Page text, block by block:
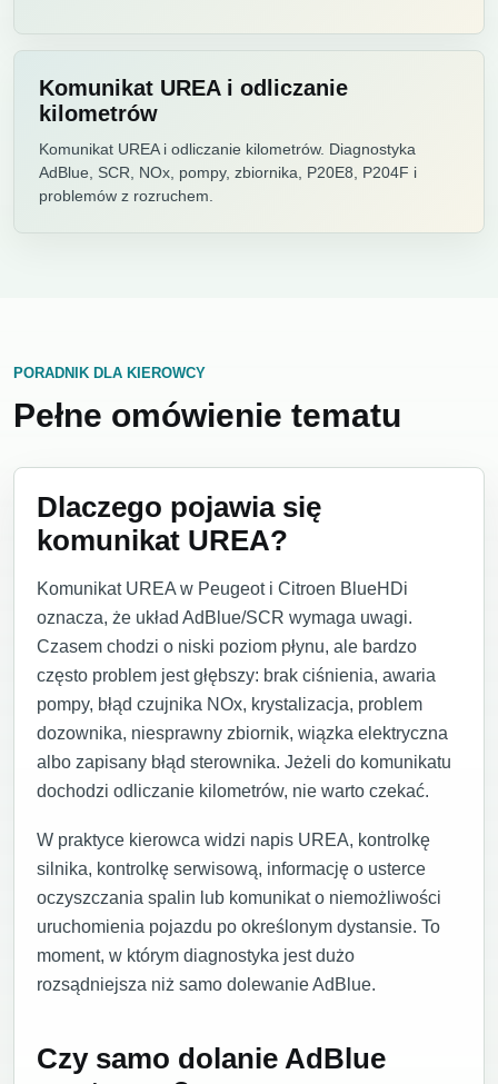
Komunikat UREA i odliczanie
kilometrów
Komunikat UREA i odliczanie kilometrów. Diagnostyka
AdBlue, SCR, NOx, pompy, zbiornika, P20E8, P204F i
problemów z rozruchem.
PORADNIK DLA KIEROWCY
Pełne omówienie tematu
Dlaczego pojawia się
komunikat UREA?
Komunikat UREA w Peugeot i Citroen BlueHDi
oznacza, że układ AdBlue/SCR wymaga uwagi.
Czasem chodzi o niski poziom płynu, ale bardzo
często problem jest głębszy: brak ciśnienia, awaria
pompy, błąd czujnika NOx, krystalizacja, problem
dozownika, niesprawny zbiornik, wiązka elektryczna
albo zapisany błąd sterownika. Jeżeli do komunikatu
dochodzi odliczanie kilometrów, nie warto czekać.
W praktyce kierowca widzi napis UREA, kontrolkę
silnika, kontrolkę serwisową, informację o usterce
oczyszczania spalin lub komunikat o niemożliwości
uruchomienia pojazdu po określonym dystansie. To
moment, w którym diagnostyka jest dużo
rozsądniejsza niż samo dolewanie AdBlue.
Czy samo dolanie AdBlue